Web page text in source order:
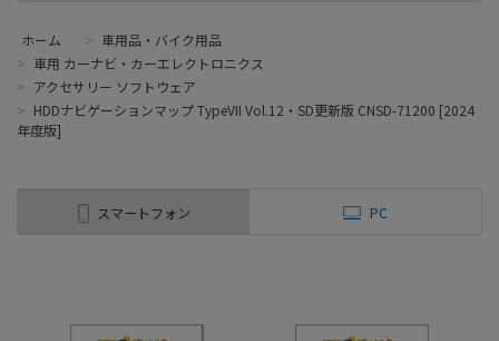
ホーム > 車用品・バイク用品
> 車用 カーナビ・カーエレクトロニクス
> アクセサリー ソフトウェア
> HDDナビゲーションマップ TypeVII Vol.12・SD更新版 CNSD-71200 [2024
年度版]
スマートフォン PC